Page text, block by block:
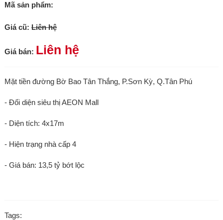
Mã sản phẩm:
Giá cũ: Liên hệ
Giá bán: Liên hệ
Mặt tiền đường Bờ Bao Tân Thắng, P.Sơn Kỳ, Q.Tân Phú
- Đối diện siêu thị AEON Mall
- Diện tích: 4x17m
- Hiện trạng nhà cấp 4
- Giá bán: 13,5 tỷ bớt lộc
Tags: